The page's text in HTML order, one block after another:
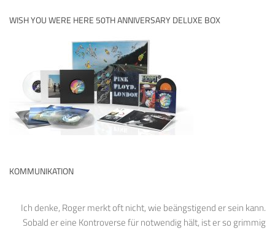
WISH YOU WERE HERE 50TH ANNIVERSARY DELUXE BOX
KOMMUNIKATION
Ich denke, Roger merkt oft nicht, wie beängstigend er sein kann.
Sobald er eine Kontroverse für notwendig hält, ist er so grimmig